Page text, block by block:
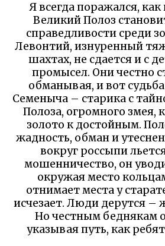
Я всегда поражался, как
Великий Полоз
справедливости среди
Левонтий, изнуренный
шахтах, не сдается и с
промысел. Они честно
обманывая, и вот
Семеныча – старика с
Полоза, огромного змея,
золото к достойным.
жадность, обман и
вокруг россыпи
мошенничество, он
окружая место
отнимает места у
исчезает. Люди дерутся –
Но честным беднякам
указывая путь, как